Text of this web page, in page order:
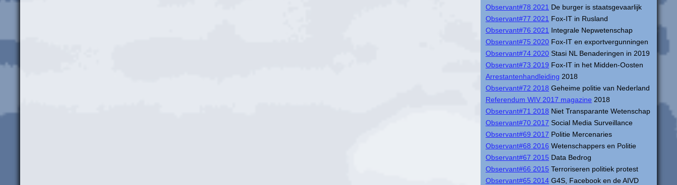
Observant#78 2021 De burger is staatsgevaarlijk
Observant#77 2021 Fox-IT in Rusland
Observant#76 2021 Integrale Nepwetenschap
Observant#75 2020 Fox-IT en exportvergunningen
Observant#74 2020 Stasi NL Benaderingen in 2019
Observant#73 2019 Fox-IT in het Midden-Oosten
Arrestantenhandleiding 2018
Observant#72 2018 Geheime politie van Nederland
Referendum WIV 2017 magazine 2018
Observant#71 2018 Niet Transparante Wetenschap
Observant#70 2017 Social Media Surveillance
Observant#69 2017 Politie Mercenaries
Observant#68 2016 Wetenschappers en Politie
Observant#67 2015 Data Bedrog
Observant#66 2015 Terroriseren politiek protest
Observant#65 2014 G4S, Facebook en de AIVD